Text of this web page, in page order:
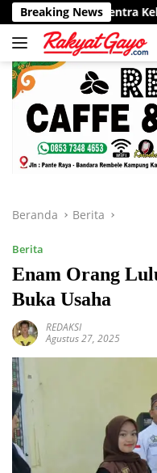
Langsung
ke
konten
Breaking News
Sentra Kekayaan
Beranda Berita
Berita
Enam Orang
Buka Usaha
REDAKSI
Agustus 27, 2025